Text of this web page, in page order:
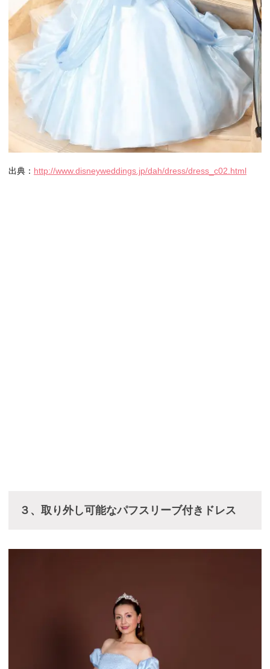
出典： http://www.disneyweddings.jp/dah/dress/dress_c02.html
３、取り外し可能なパフスリーブ付きドレス